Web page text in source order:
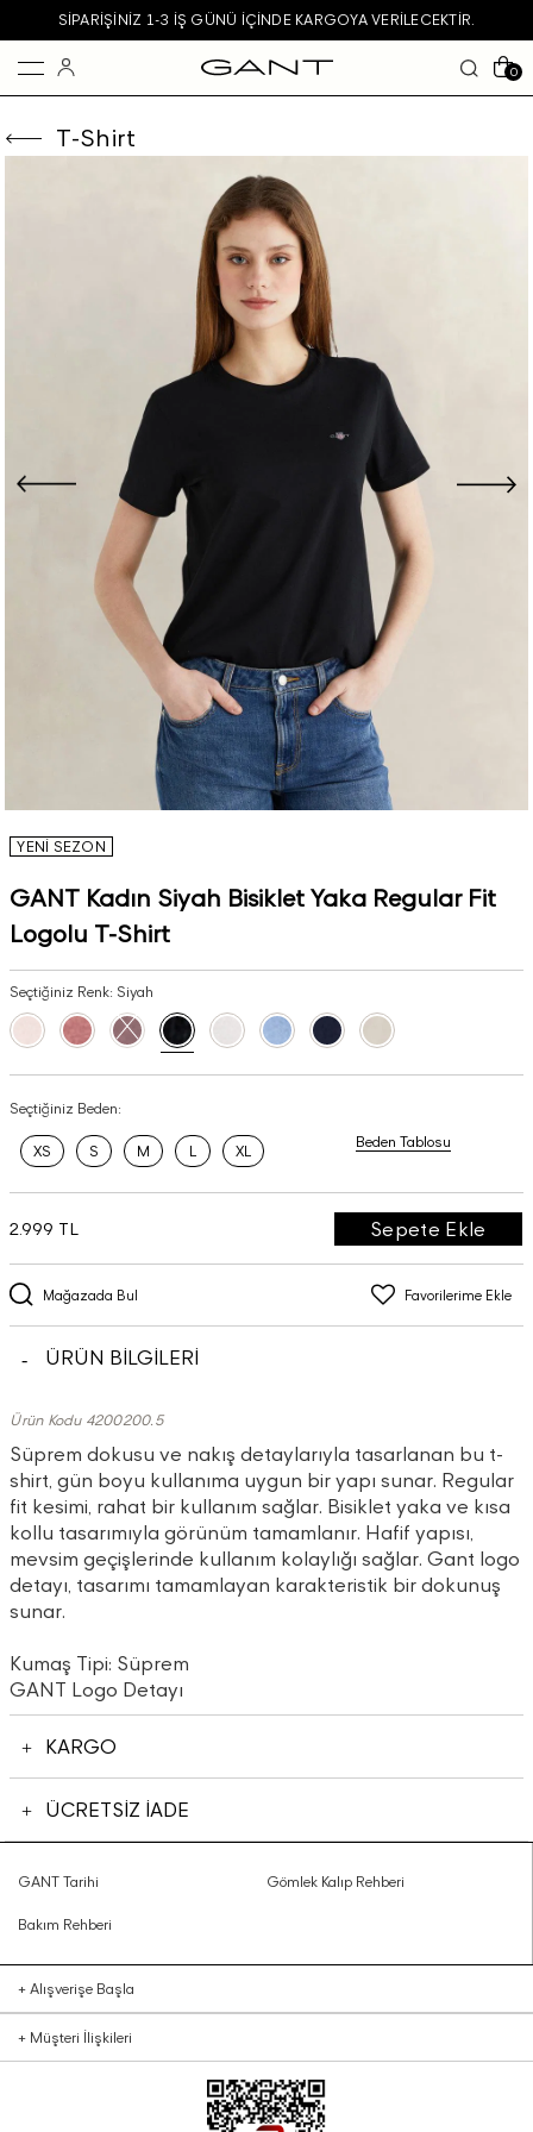
SIPARIŞINIZ 1-3 IŞ GÜNÜ IÇINDE KARGOYA VERILECEKTIR.
0
T-Shirt
YENİ SEZON
GANT Kadın Siyah Bisiklet Yaka Regular Fit
Logolu T-Shirt
Seçtiğiniz Renk: Siyah
Seçtiğiniz Beden:
XS S M L XL
Beden Tablosu
Mağazada Bul Favorilerime Ekle
2.999 TL Sepete Ekle
ÜRÜN BİLGİLERİ
Ürün Kodu 4200200.5
Süprem dokusu ve nakış detaylarıyla tasarlanan bu t-
shirt, gün boyu kullanıma uygun bir yapı sunar. Regular
fit kesimi, rahat bir kullanım sağlar. Bisiklet yaka ve kısa
kollu tasarımıyla görünüm tamamlanır. Hafif yapısı,
mevsim geçişlerinde kullanım kolaylığı sağlar. Gant logo
detayı, tasarımı tamamlayan karakteristik bir dokunuş
sunar.
Kumaş Tipi: Süprem
GANT Logo Detayı
KARGO
ÜCRETSİZ İADE
GANT Tarihi Gömlek Kalıp Rehberi
Bakım Rehberi
+ Alışverişe Başla
+ Müşteri İlişkileri